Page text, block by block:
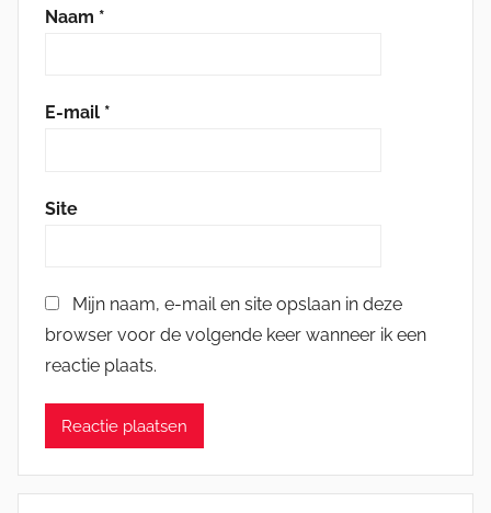
Naam *
E-mail *
Site
Mijn naam, e-mail en site opslaan in deze
browser voor de volgende keer wanneer ik een
reactie plaats.